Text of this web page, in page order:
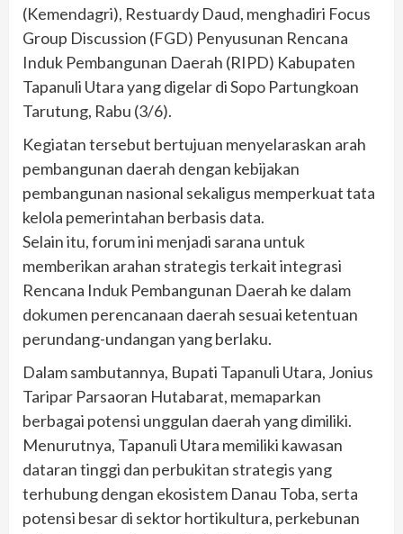
(Kemendagri), Restuardy Daud, menghadiri Focus
Group Discussion (FGD) Penyusunan Rencana
Induk Pembangunan Daerah (RIPD) Kabupaten
Tapanuli Utara yang digelar di Sopo Partungkoan
Tarutung, Rabu (3/6).
Kegiatan tersebut bertujuan menyelaraskan arah
pembangunan daerah dengan kebijakan
pembangunan nasional sekaligus memperkuat tata
kelola pemerintahan berbasis data.
Selain itu, forum ini menjadi sarana untuk
memberikan arahan strategis terkait integrasi
Rencana Induk Pembangunan Daerah ke dalam
dokumen perencanaan daerah sesuai ketentuan
perundang-undangan yang berlaku.
Dalam sambutannya, Bupati Tapanuli Utara, Jonius
Taripar Parsaoran Hutabarat, memaparkan
berbagai potensi unggulan daerah yang dimiliki.
Menurutnya, Tapanuli Utara memiliki kawasan
dataran tinggi dan perbukitan strategis yang
terhubung dengan ekosistem Danau Toba, serta
potensi besar di sektor hortikultura, perkebunan